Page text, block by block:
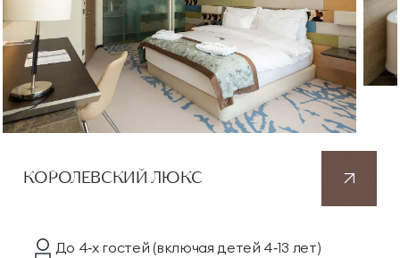
КОРОЛЕВСКИЙ ЛЮКС
До 4‑х гостей(включая детей 4‑13 лет)